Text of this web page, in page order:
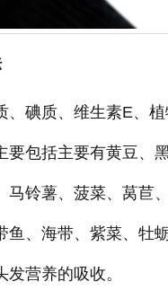
、碘质、维生素E、
要包括主要有黄豆、
马铃薯、菠菜、莴苣
鱼、海带、紫菜、牡
营养的吸收。